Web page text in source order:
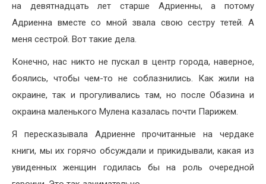
на девятнадцать лет старше Адриенны, а потому
Адриенна вместе со мной звала свою сестру тетей. А
меня сестрой. Вот такие дела.
Конечно, нас никто не пускал в центр города, наверное,
боялись, чтобы чем-то не соблазнились. Как жили на
окраине, так и прогуливались там, но после Обазина и
окраина маленького Мулена казалась почти Парижем.
Я пересказывала Адриенне прочитанные на чердаке
книги, мы их горячо обсуждали и прикидывали, какая из
увиденных женщин годилась бы на роль очередной